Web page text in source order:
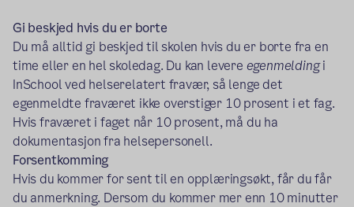
Gi beskjed hvis du er borte
Du må alltid gi beskjed til skolen hvis du er borte fra en
time eller en hel skoledag. Du kan levere egenmeldingi
InSchool ved helserelatert fravær, så lenge det
egenmeldte fraværet ikke overstiger 10 prosent i et fag.
Hvis fraværet i faget når 10 prosent, må du ha
dokumentasjon fra helsepersonell.
Forsentkomming
Hvis du kommer for sent til en opplæringsøkt, får du får
du anmerkning. Dersom du kommer mer enn 10 minutter